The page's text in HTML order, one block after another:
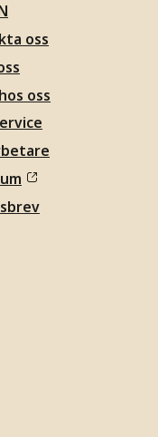
oss
oss